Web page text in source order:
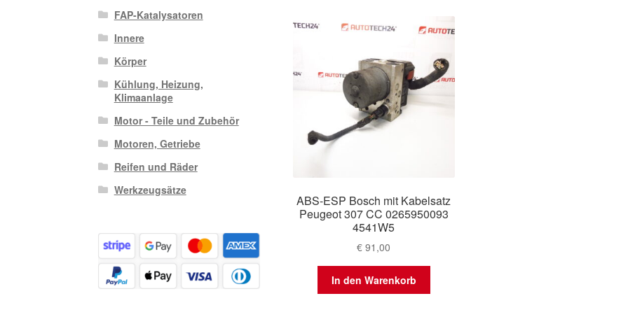
ABS-ESP Bosch mit Kabelsatz
Peugeot 307 CC 0265950093
4541W5
€ 91,00
In den Warenkorb
FAP-Katalysatoren
Innere
Körper
Kühlung, Heizung,
Klimaanlage
Motor - Teile und Zubehör
Motoren, Getriebe
Reifen und Räder
Werkzeugsätze